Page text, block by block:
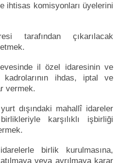
ihtisas komisyonları üyelerini
çıkarılacak
il özel idaresinin ve
kadrolarının ihdas, iptal ve
vermek.
dışındaki mahallî idareler
karşılıklı işbirliği
birlik kurulmasına,
veya ayrılmaya karar